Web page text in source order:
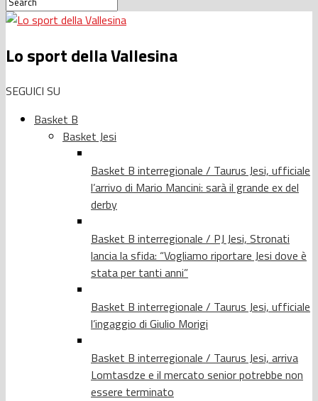
Lo sport della Vallesina
SEGUICI SU
Basket B
Basket Jesi
Basket B interregionale / Taurus Jesi, ufficiale
l’arrivo di Mario Mancini: sarà il grande ex del
derby
Basket B interregionale / PJ Jesi, Stronati
lancia la sfida: “Vogliamo riportare Jesi dove è
stata per tanti anni”
Basket B interregionale / Taurus Jesi, ufficiale
l’ingaggio di Giulio Morigi
Basket B interregionale / Taurus Jesi, arriva
Lomtasdze e il mercato senior potrebbe non
essere terminato